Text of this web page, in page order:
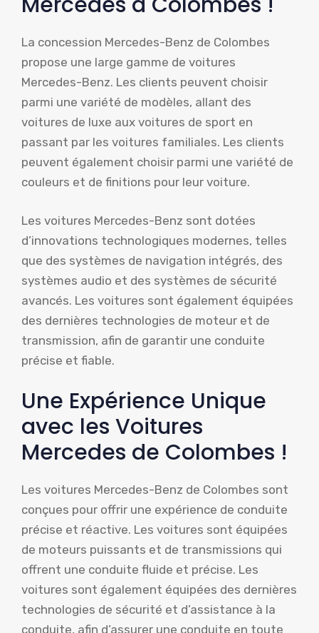
La concession Mercedes-Benz de Colombes
propose une large gamme de voitures
Mercedes-Benz. Les clients peuvent choisir
parmi une variété de modèles, allant des
voitures de luxe aux voitures de sport en
passant par les voitures familiales. Les clients
peuvent également choisir parmi une variété de
couleurs et de finitions pour leur voiture.
Les voitures Mercedes-Benz sont dotées
d’innovations technologiques modernes, telles
que des systèmes de navigation intégrés, des
systèmes audio et des systèmes de sécurité
avancés. Les voitures sont également équipées
des dernières technologies de moteur et de
transmission, afin de garantir une conduite
précise et fiable.
Une Expérience Unique
avec les Voitures
Mercedes de Colombes !
Les voitures Mercedes-Benz de Colombes sont
conçues pour offrir une expérience de conduite
précise et réactive. Les voitures sont équipées
de moteurs puissants et de transmissions qui
offrent une conduite fluide et précise. Les
voitures sont également équipées des dernières
technologies de sécurité et d’assistance à la
conduite, afin d’assurer une conduite en toute